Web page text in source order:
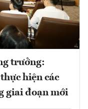
trưởng:
hiện các
giai đoạn mới